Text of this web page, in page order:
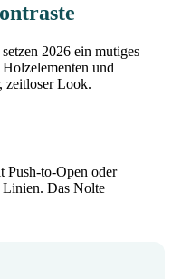
2026 ein mutiges
und
zeitloser Look.
Push-to-Open oder
Linien. Das Nolte